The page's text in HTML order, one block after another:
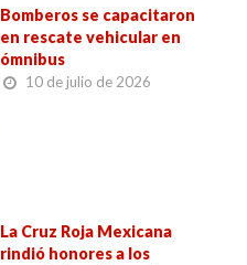
Bomberos se capacitaron
en rescate vehicular en
ómnibus
10 de julio de 2026
La Cruz Roja Mexicana
rindió honores a los